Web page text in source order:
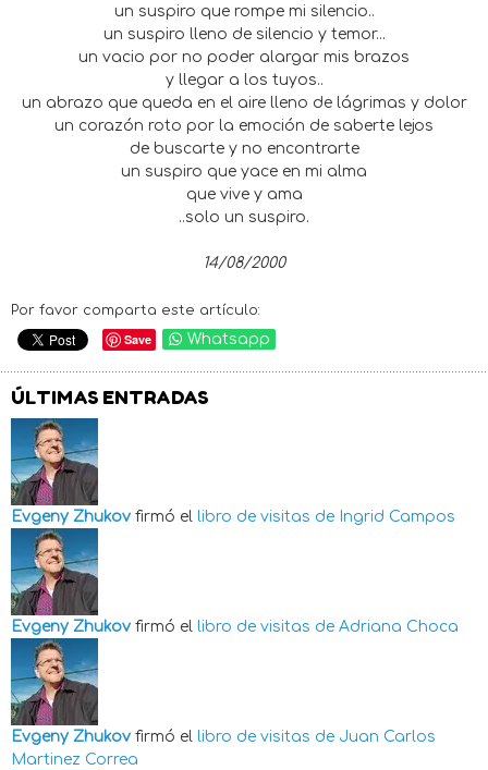
un suspiro que rompe mi silencio..
un suspiro lleno de silencio y temor...
un vacio por no poder alargar mis brazos
y llegar a los tuyos..
un abrazo que queda en el aire lleno de lágrimas y dolor
un corazón roto por la emoción de saberte lejos
de buscarte y no encontrarte
un suspiro que yace en mi alma
que vive y ama
..solo un suspiro.
14/08/2000
Por favor comparta este artículo:
Save Whatsapp
ÚLTIMAS ENTRADAS
Evgeny Zhukov firmó el libro de visitas de Ingrid Campos
Evgeny Zhukov firmó el libro de visitas de Adriana Choca
Evgeny Zhukov firmó el libro de visitas de Juan Carlos
Martinez Correa